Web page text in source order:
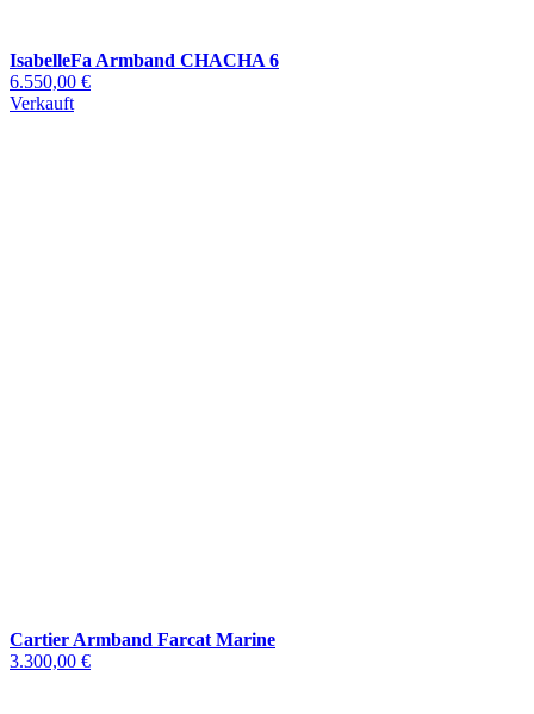
IsabelleFa Armband CHACHA 6
6.550,00 €
Verkauft
Cartier Armband Farcat Marine
3.300,00 €